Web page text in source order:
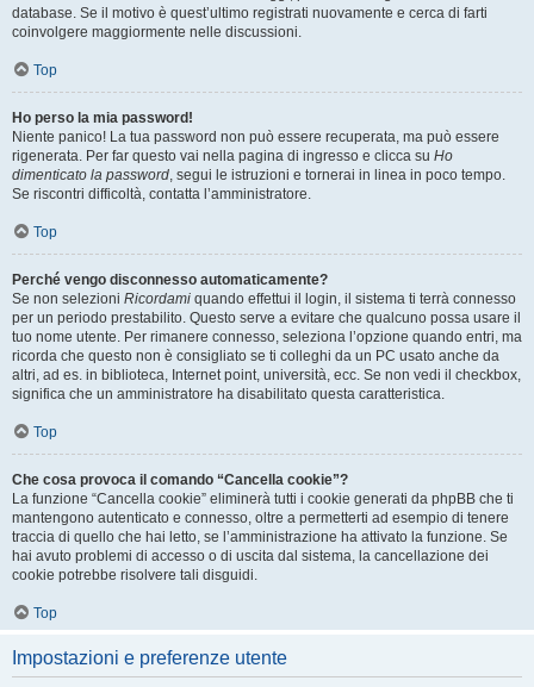
database. Se il motivo è quest’ultimo registrati nuovamente e cerca di farti
coinvolgere maggiormente nelle discussioni.
Top
Ho perso la mia password!
Niente panico! La tua password non può essere recuperata, ma può essere
rigenerata. Per far questo vai nella pagina di ingresso e clicca su Ho
dimenticato la password, segui le istruzioni e tornerai in linea in poco tempo.
Se riscontri difficoltà, contatta l’amministratore.
Top
Perché vengo disconnesso automaticamente?
Se non selezioni Ricordami quando effettui il login, il sistema ti terrà connesso
per un periodo prestabilito. Questo serve a evitare che qualcuno possa usare il
tuo nome utente. Per rimanere connesso, seleziona l’opzione quando entri, ma
ricorda che questo non è consigliato se ti colleghi da un PC usato anche da
altri, ad es. in biblioteca, Internet point, università, ecc. Se non vedi il checkbox,
significa che un amministratore ha disabilitato questa caratteristica.
Top
Che cosa provoca il comando “Cancella cookie”?
La funzione “Cancella cookie” eliminerà tutti i cookie generati da phpBB che ti
mantengono autenticato e connesso, oltre a permetterti ad esempio di tenere
traccia di quello che hai letto, se l’amministrazione ha attivato la funzione. Se
hai avuto problemi di accesso o di uscita dal sistema, la cancellazione dei
cookie potrebbe risolvere tali disguidi.
Top
Impostazioni e preferenze utente